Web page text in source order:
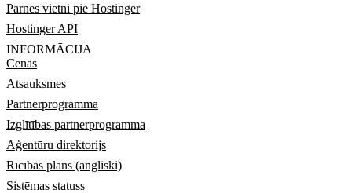
Pārnes vietni pie Hostinger
Hostinger API
INFORMĀCIJA
Cenas
Atsauksmes
Partnerprogramma
Izglītības partnerprogramma
Aģentūru direktorijs
Rīcības plāns (angliski)
Sistēmas statuss